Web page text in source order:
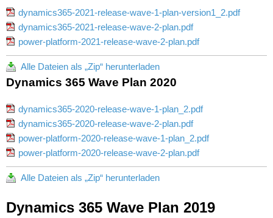
dynamics365-2021-release-wave-1-plan-version1_2.pdf
dynamics365-2021-release-wave-2-plan.pdf
power-platform-2021-release-wave-2-plan.pdf
Alle Dateien als „Zip“ herunterladen
Dynamics 365 Wave Plan 2020
dynamics365-2020-release-wave-1-plan_2.pdf
dynamics365-2020-release-wave-2-plan.pdf
power-platform-2020-release-wave-1-plan_2.pdf
power-platform-2020-release-wave-2-plan.pdf
Alle Dateien als „Zip“ herunterladen
Dynamics 365 Wave Plan 2019